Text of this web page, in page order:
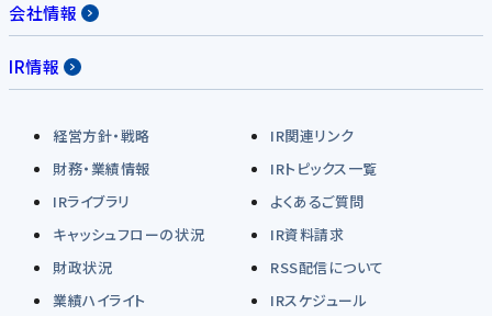
会社情報
IR情報
経営方針・戦略
IR関連リンク
財務・業績情報
IRトピックス一覧
IRライブラリ
よくあるご質問
キャッシュフローの状況
IR資料請求
財政状況
RSS配信について
業績ハイライト
IRスケジュール